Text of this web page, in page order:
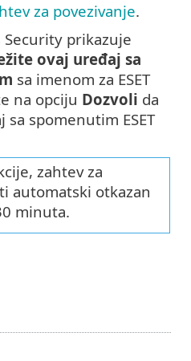
za povezivanje.
Security prikazuje
ovaj uređaj sa
sa imenom za ESET
na opciju Dozvoli da
spomenutim ESET
zahtev za
automatski otkazan
minuta.